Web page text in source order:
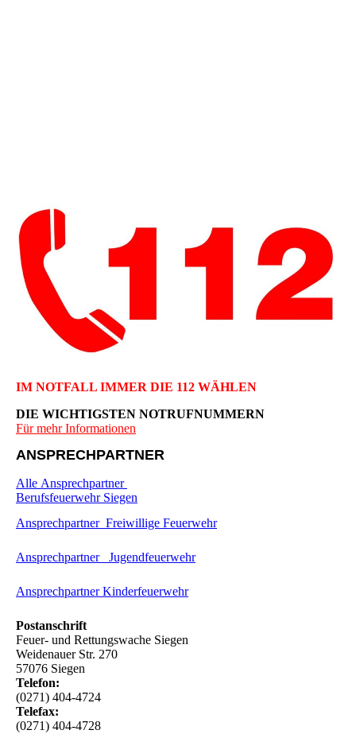
IM NOTFALL IMMER DIE 112 WÄHLEN
DIE WICHTIGSTEN NOTRUFNUMMERN
Für mehr Informationen
ANSPRECHPARTNER
Alle Ansprechpartner
Berufsfeuerwehr Siegen
Ansprechpartner Freiwillige Feuerwehr
Ansprechpartner Jugendfeuerwehr
Ansprechpartner Kinderfeuerwehr
Postanschrift
Feuer- und Rettungswache Siegen
Weidenauer Str. 270
57076 Siegen
Telefon:
(0271) 404-4724
Telefax:
(0271) 404-4728